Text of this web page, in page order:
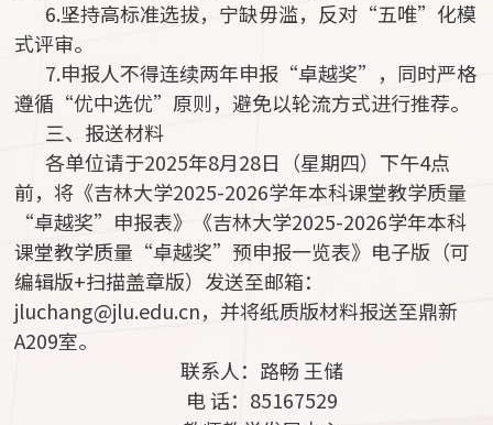
6.坚持高标准选拔，宁缺毋滥，反对“五唯”化模
式评审。
7.申报人不得连续两年申报“卓越奖”，同时严格
遵循“优中选优”原则，避免以轮流方式进行推荐。
三、报送材料
各单位请于2025年8月28日（星期四）下午4点
前，将《吉林大学2025-2026学年本科课堂教学质量
“卓越奖”申报表》《吉林大学2025-2026学年本科
课堂教学质量“卓越奖”预申报一览表》电子版（可
编辑版+扫描盖章版）发送至邮箱：
jluchang@jlu.edu.cn，并将纸质版材料报送至鼎新
A209室。
联系人：路畅 王储
电 话：85167529